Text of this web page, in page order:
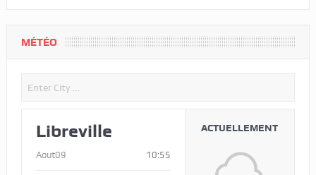
MÉTÉO
Libreville
Aout09 10:55
ACTUELLEMENT